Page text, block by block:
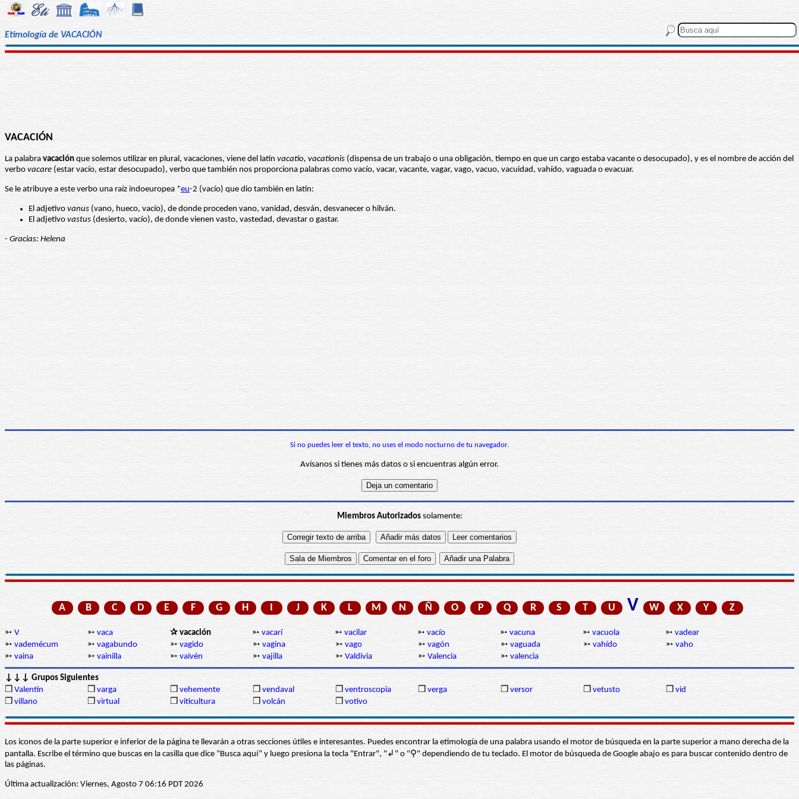
Etimología de VACACIÓN
VACACIÓN
La palabra vacación que solemos utilizar en plural, vacaciones, viene del latín vacatio, vacationis (dispensa de un trabajo o una obligación, tiempo en que un cargo estaba vacante o desocupado), y es el nombre de acción del
verbo vacare (estar vacío, estar desocupado), verbo que también nos proporciona palabras como vacío, vacar, vacante, vagar, vago, vacuo, vacuidad, vahído, vaguada o evacuar.
Se le atribuye a este verbo una raíz indoeuropea *eu-2 (vacío) que dio también en latín:
El adjetivo vanus (vano, hueco, vacío), de donde proceden vano, vanidad, desván, desvanecer o hilván.
El adjetivo vastus (desierto, vacío), de donde vienen vasto, vastedad, devastar o gastar.
- Gracias: Helena
Si no puedes leer el texto, no uses el modo nocturno de tu navegador.
Avísanos si tienes más datos o si encuentras algún error.
Miembros Autorizadossolamente:
A B C D E F G H I J K L M N Ñ O P Q R S T U V W X Y Z
➳ V ➳ vaca ✰ vacación ➳ vacarí ➳ vacilar ➳ vacío ➳ vacuna ➳ vacuola ➳ vadear
➳ vademécum ➳ vagabundo ➳ vagido ➳ vagina ➳ vago ➳ vagón ➳ vaguada ➳ vahído ➳ vaho
➳ vaina ➳ vainilla ➳ vaivén ➳ vajilla ➳ Valdivia ➳ Valencia ➳ valencia
↓↓↓ Grupos Siguientes
❒ Valentín ❒ varga ❒ vehemente ❒ vendaval ❒ ventroscopia ❒ verga ❒ versor ❒ vetusto ❒ vid
❒ villano ❒ virtual ❒ viticultura ❒ volcán ❒ votivo
Los iconos de la parte superior e inferior de la página te llevarán a otras secciones útiles e interesantes. Puedes encontrar la etimología de una palabra usando el motor de búsqueda en la parte superior a mano derecha de la
pantalla. Escribe el término que buscas en la casilla que dice “Busca aquí” y luego presiona la tecla "Entrar", "↲" o "⚲" dependiendo de tu teclado. El motor de búsqueda de Google abajo es para buscar contenido dentro de
las páginas.
Última actualización: Viernes, Agosto 7 06:16 PDT 2026